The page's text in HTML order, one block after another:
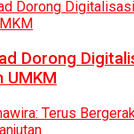
Dorong
UMKM